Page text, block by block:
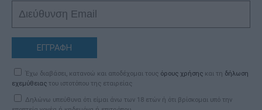
ΕΓΓΡΑΦΗ
Έχω διαβάσει, κατανοώ και αποδέχομαι τους όρους χρήσης και τη δήλωση
εχεμύθειας του ιστοτόπου της εταιρείας
Δηλώνω υπεύθυνα ότι είμαι άνω των 18 ετών ή ότι βρίσκομαι υπό την